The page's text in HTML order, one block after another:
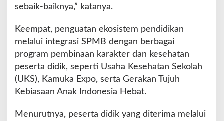
sebaik-baiknya,” katanya.
Keempat, penguatan ekosistem pendidikan
melalui integrasi SPMB dengan berbagai
program pembinaan karakter dan kesehatan
peserta didik, seperti Usaha Kesehatan Sekolah
(UKS), Kamuka Expo, serta Gerakan Tujuh
Kebiasaan Anak Indonesia Hebat.
Menurutnya, peserta didik yang diterima melalui